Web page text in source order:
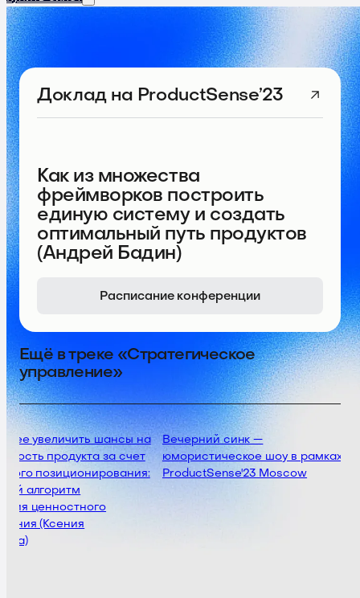
Доклад на ProductSense’23
Как из множества
фреймворков построить
единую систему и создать
оптимальный путь продуктов
(Андрей Бадин)
Расписание конференции
Ещё в треке «Стратегическое
управление»
увеличить шансы на
продукта за счет
позиционирования:
алгоритм
ценностного
(Ксения
Вечерний синк —
юмористическое шоу в рамках
ProductSense'23 Moscow